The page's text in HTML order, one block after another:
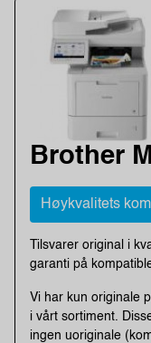
Brother
Høykvalitets
Tilsvarer original i
garanti på
Vi har kun originale
i vårt sortiment.
ingen uoriginale